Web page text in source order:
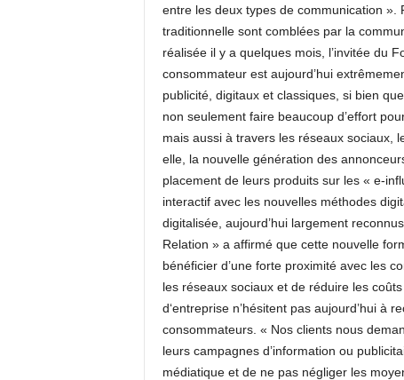
entre les deux types de communication
traditionnelle sont comblées par la
réalisée il y a quelques mois, l’invitée du
consommateur est aujourd’hui
publicité, digitaux et classiques, si bien
non seulement faire beaucoup d’effort
mais aussi à travers les réseaux sociaux,
elle, la nouvelle génération des
placement de leurs produits sur les « e-
interactif avec les nouvelles méthodes
digitalisée, aujourd’hui largement
Relation » a affirmé que cette nouvelle
bénéficier d’une forte proximité avec les
les réseaux sociaux et de réduire les
d‘entreprise n’hésitent pas aujourd’hui à
consommateurs. « Nos clients nous
leurs campagnes d’information ou
médiatique et de ne pas négliger les